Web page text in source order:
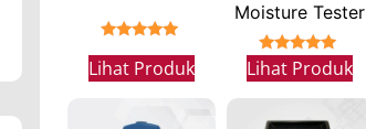
Lihat Produk
Moisture Tester
★★★★★
Lihat Produk